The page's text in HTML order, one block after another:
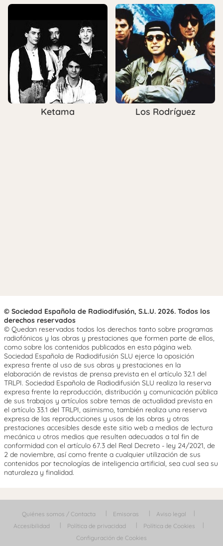
Ketama Los Rodríguez
© Sociedad Española de Radiodifusión, S.L.U. 2026. Todos los
derechos reservados
© Quedan reservados todos los derechos tanto sobre programas
radiofónicos y las obras y prestaciones que formen parte de ellos,
como sobre los contenidos publicados en esta página web.
Sociedad Española de Radiodifusión SLU ejerce la oposición
expresa frente al uso de sus obras y prestaciones en la
elaboración de revistas de prensa prevista en el artículo 32.1 del
TRLPI. Sociedad Española de Radiodifusión SLU realiza la reserva
expresa frente la reproducción, distribución y comunicación pública
de sus trabajos y artículos sobre temas de actualidad prevista en
el artículo 33.1 del TRLPI, asimismo, también realiza una reserva
expresa de las reproducciones y usos de las obras y otras
prestaciones accesibles desde este sitio web a medios de lectura
mecánica u otros medios que resulten adecuados a tal fin de
conformidad con el artículo 67.3 del Real Decreto - ley 24/2021, de
2 de noviembre, así como frente a cualquier utilización de sus
contenidos por tecnologías de inteligencia artificial, sea cual sea su
naturaleza y finalidad.
Quiénes somos / Contacta Emisoras
Aviso legal
Accesibilidad
Política de privacidad
Política de Cookies
Configuración de Cookies